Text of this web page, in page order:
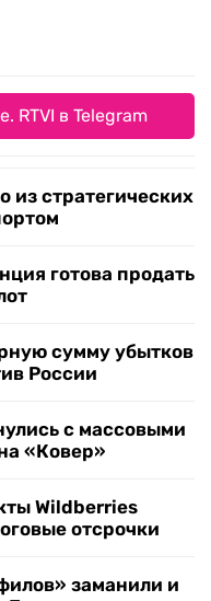
RTVI в Telegram
из стратегических
готова продать
сумму убытков
России
с массовыми
«Ковер»
Wildberries
отсрочки
заманили и